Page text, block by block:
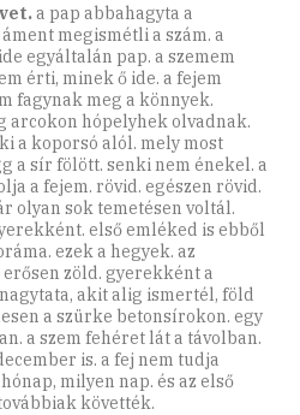
a pap abbahagyta a
megismétli a szám. a
egyáltalán pap. a szemem
érti, minek ő ide. a fejem
fagynak meg a könnyek.
hópelyhek olvadnak.
a koporsó alól. mely most
a sír fölött. senki nem énekel. a
a fejem. rövid. egészen rövid.
olyan sok temetésen voltál.
első emléked is ebből
ezek a hegyek. az
zöld. gyerekként a
akit alig ismertél, föld
a szürke betonsírokon. egy
a szem fehéret lát a távolban.
is. a fej nem tudja
milyen nap. és az első
követték.